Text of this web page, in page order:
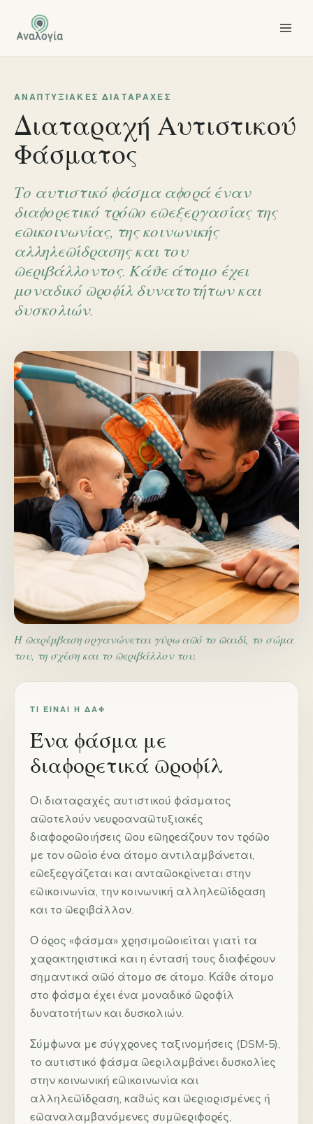
ΑΝΑΠΤΥΞΙΑΚΈΣ ΔΙΑΤΑΡΑΧΈΣ
Διαταραχή Αυτιστικού
Φάσματος
Το αυτιστικό φάσμα αφορά έναν
διαφορετικό τρόπο επεξεργασίας της
επικοινωνίας, της κοινωνικής
αλληλεπίδρασης και του
περιβάλλοντος. Κάθε άτομο έχει
μοναδικό προφίλ δυνατοτήτων και
δυσκολιών.
Η παρέμβαση οργανώνεται γύρω από το παιδί, το σώμα
του, τη σχέση και το περιβάλλον του.
ΤΙ ΕΊΝΑΙ Η ΔΑΦ
Ένα φάσμα με
διαφορετικά προφίλ
Οι διαταραχές αυτιστικού φάσματος
αποτελούν νευροαναπτυξιακές
διαφοροποιήσεις που επηρεάζουν τον τρόπο
με τον οποίο ένα άτομο αντιλαμβάνεται,
επεξεργάζεται και ανταποκρίνεται στην
επικοινωνία, την κοινωνική αλληλεπίδραση
και το περιβάλλον.
Ο όρος «φάσμα» χρησιμοποιείται γιατί τα
χαρακτηριστικά και η έντασή τους διαφέρουν
σημαντικά από άτομο σε άτομο. Κάθε άτομο
στο φάσμα έχει ένα μοναδικό προφίλ
δυνατοτήτων και δυσκολιών.
Σύμφωνα με σύγχρονες ταξινομήσεις (DSM-5),
το αυτιστικό φάσμα περιλαμβάνει δυσκολίες
στην κοινωνική επικοινωνία και
αλληλεπίδραση, καθώς και περιορισμένες ή
επαναλαμβανόμενες συμπεριφορές,